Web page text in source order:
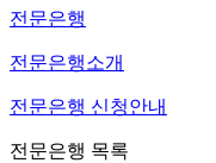
전문은행
전문은행소개
전문은행 신청안내
전문은행 목록